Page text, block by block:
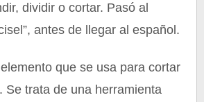
dividir o cortar. Pasó al
antes de llegar al español.
que se usa para cortar
Se trata de una herramienta